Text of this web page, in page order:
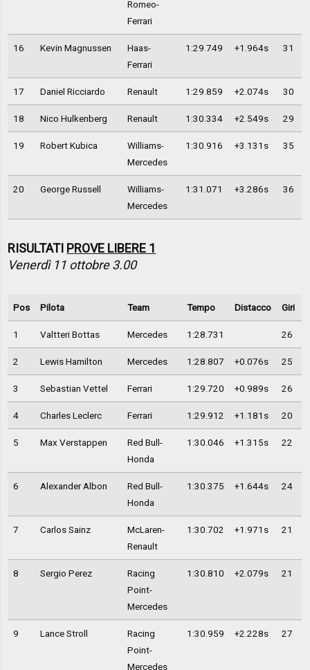
Romeo-
Ferrari
16 Kevin Magnussen
Haas-
Ferrari
1:29.749 +1.964s 31
17 Daniel Ricciardo Renault 1:29.859 +2.074s 30
18 Nico Hulkenberg Renault 1:30.334 +2.549s 29
19 Robert Kubica
Williams-
Mercedes
1:30.916 +3.131s 35
20 George Russell
Williams-
Mercedes
1:31.071 +3.286s 36
RISULTATI PROVE LIBERE 1
Venerdì 11 ottobre 3.00
Pos Pilota Team Tempo Distacco Giri
1 Valtteri Bottas Mercedes 1:28.731 26
2 Lewis Hamilton Mercedes 1:28.807 +0.076s 25
3 Sebastian Vettel Ferrari 1:29.720 +0.989s 26
4 Charles Leclerc Ferrari 1:29.912 +1.181s 20
5 Max Verstappen
Red Bull-
Honda
1:30.046 +1.315s 22
6 Alexander Albon
Red Bull-
Honda
1:30.375 +1.644s 24
7 Carlos Sainz
McLaren-
Renault
1:30.702 +1.971s 21
8 Sergio Perez
Racing
Point-
Mercedes
1:30.810 +2.079s 21
9 Lance Stroll
Racing
Point-
Mercedes
1:30.959 +2.228s 27